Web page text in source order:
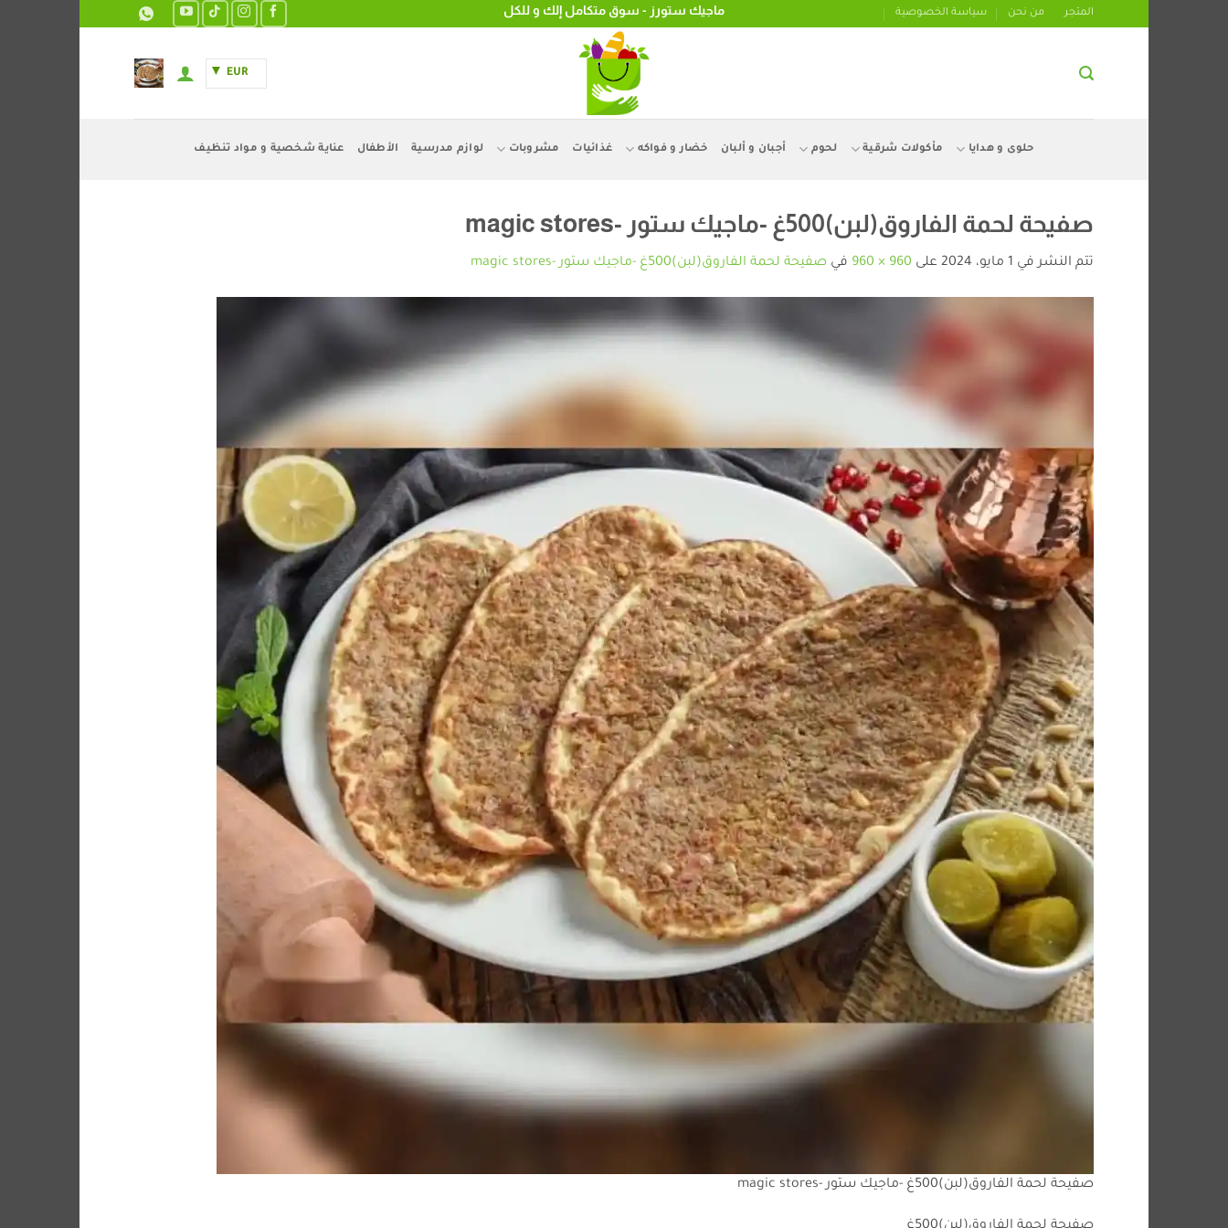
المتجر من نحن سياسة الخصوصية ماجيك ستورز - سوق متكامل إلك و للكل
EUR
حلوى و هدايا مأكولات شرقية لحوم أجبان و ألبان خضار و فواكه غذائيات مشروبات لوازم مدرسية الأطفال عناية شخصية و مواد تنظيف
صفيحة لحمة الفاروق(لبن)500غ -ماجيك ستور -magic stores
تتم النشر في 1 مايو، 2024 على 960 × 960 في صفيحة لحمة الفاروق(لبن)500غ -ماجيك ستور -magic stores
صفيحة لحمة الفاروق(لبن)500غ -ماجيك ستور -magic stores